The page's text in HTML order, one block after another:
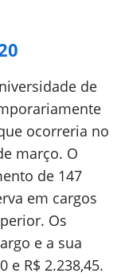
de
ocorreria no
março. O
de 147
em cargos
Os
e a sua
e R$ 2.238,45.